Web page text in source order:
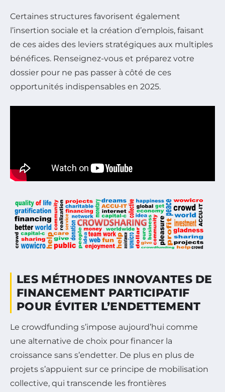
Certaines structures favorisent également
l’insertion sociale et la création d’emplois, faisant
de ces aides des leviers stratégiques aux multiples
bénéfices. Renseignez-vous et préparez votre
dossier pour ne pas passer à côté de ces
opportunités indispensables en 2025.
LES MÉTHODES INNOVANTES DE
FINANCEMENT PARTICIPATIF
POUR ÉVITER L’ENDETTEMENT
Le crowdfunding s’impose aujourd’hui comme
une alternative de choix pour financer la
croissance sans s’endetter. De plus en plus de
projets s’appuient sur ce principe de mobilisation
collective, qui transcende les frontières